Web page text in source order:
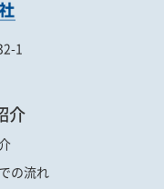
1
介
の流れ